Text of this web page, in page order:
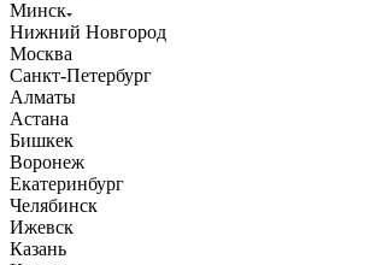
Минск
Нижний Новгород
Москва
Санкт-Петербург
Алматы
Астана
Бишкек
Воронеж
Екатеринбург
Челябинск
Ижевск
Казань